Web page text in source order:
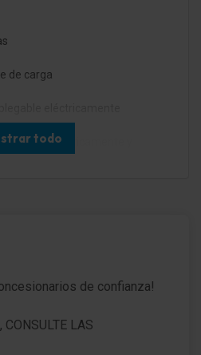
de carga
eléctricamente y
de carretera / Sensor de luz
todo
de confianza!
CONSULTE LAS